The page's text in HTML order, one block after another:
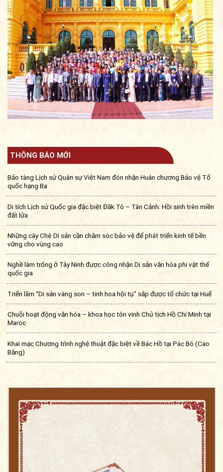
THÔNG BÁO MỚI
Bảo tàng Lịch sử Quân sự Việt Nam đón nhận Huân chương Bảo vệ Tổ
quốc hạng Ba
Di tích Lịch sử Quốc gia đặc biệt Đăk Tô – Tân Cảnh: Hồi sinh trên miền
đất lửa
Những cây Chè Di sản cần chăm sóc bảo vệ để phát triển kinh tế bền
vững cho vùng cao
Nghề làm trống ở Tây Ninh được công nhận Di sản văn hóa phi vật thể
quốc gia
Triển lãm “Di sản vàng son – tinh hoa hội tụ” sắp được tổ chức tại Huế
Chuỗi hoạt động văn hóa – khoa học tôn vinh Chủ tịch Hồ Chí Minh tại
Maroc
Khai mạc Chương trình nghệ thuật đặc biệt về Bác Hồ tại Pác Bó (Cao
Bằng)